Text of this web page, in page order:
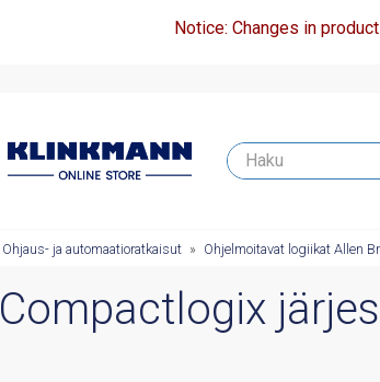
Notice: Changes in
Ohjaus- ja automaatioratkaisut » Ohjelmoitavat logiikat Allen
Compactlogix